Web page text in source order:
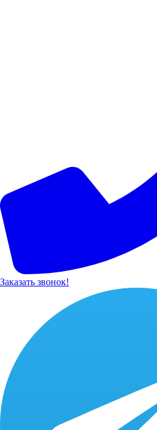
Заказать звонок!